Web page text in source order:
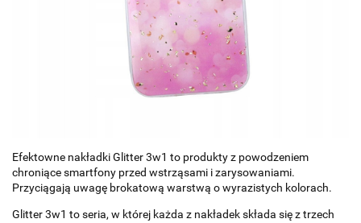
Efektowne nakładki Glitter 3w1 to produkty z powodzeniem
chroniące smartfony przed wstrząsami i zarysowaniami.
Przyciągają uwagę brokatową warstwą o wyrazistych kolorach.
Glitter 3w1 to seria, w której każda z nakładek składa się z trzech